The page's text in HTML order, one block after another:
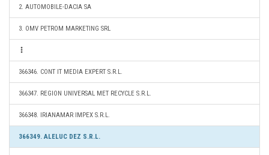
2. AUTOMOBILE-DACIA SA
3. OMV PETROM MARKETING SRL
366346. CONT IT MEDIA EXPERT S.R.L.
366347. REGION UNIVERSAL MET RECYCLE S.R.L.
366348. IRIANAMAR IMPEX S.R.L.
366349. ALELUC DEZ S.R.L.